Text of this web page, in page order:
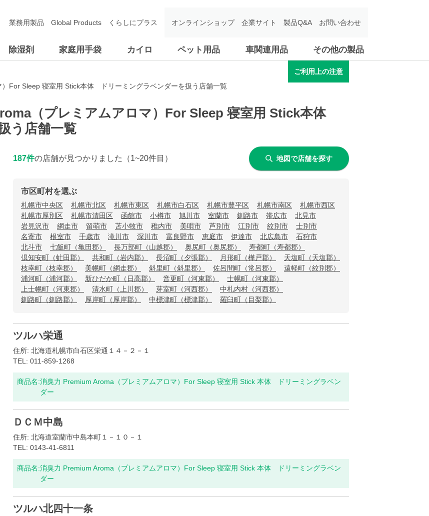
除湿剤 家庭用手袋 カイロ ペット用品 車関連用品 その他の製品
業務用製品 Global Products くらしにプラス オンラインショップ 企業サイト 製品Q&A お問い合わせ
For Sleep 寝室用 Stick本体 ドリーミングラベンダーを扱う店舗一覧
ご利用上の注意
（プレミアムアロマ）For Sleep 寝室用 Stick本体
う店舗一覧
187件の店舗が見つかりました （1~20件目） 地図で店舗を探す
市区町村を選ぶ
札幌市中央区 札幌市北区 札幌市東区 札幌市白石区 札幌市豊平区 札幌市南区
札幌市西区
札幌市厚別区
札幌市清田区 函館市 小樽市 旭川市 室蘭市 釧路市 帯広市
北見市
岩見沢市
網走市 留萌市 苫小牧市 稚内市 美唄市 芦別市 江別市 紋別市
士別市
名寄市
根室市 千歳市 滝川市 深川市 富良野市 恵庭市 伊達市 北広島市
石狩市
北斗市
七飯町（亀田郡） 長万部町（山越郡） 奥尻町（奥尻郡）
寿都町（寿都郡）
倶知安町（虻田郡）
共和町（岩内郡） 長沼町（夕張郡） 月形町（樺戸郡）
天塩町（天塩郡）
枝幸町（枝幸郡）
美幌町（網走郡） 斜里町（斜里郡） 佐呂間町（常呂郡）
遠軽町（紋別郡）
浦河町（浦河郡）
新ひだか町（日高郡） 音更町（河東郡）
士幌町（河東郡）
上士幌町（河東郡）
清水町（上川郡） 芽室町（河西郡）
中札内村（河西郡）
釧路町（釧路郡）
厚岸町（厚岸郡） 中標津町（標津郡） 羅臼町（目梨郡）
ツルハ栄通
住所: 北海道札幌市白石区栄通１４－２－１
TEL: 011-859-1268
商品名:消臭力 Premium Aroma（プレミアムアロマ）For Sleep 寝室用 Stick 本体 ドリーミングラベン
ダー
ＤＣＭ中島
住所: 北海道室蘭市中島本町１－１０－１
TEL: 0143-41-6811
商品名:消臭力 Premium Aroma（プレミアムアロマ）For Sleep 寝室用 Stick 本体 ドリーミングラベン
ダー
ツルハ北四十一条